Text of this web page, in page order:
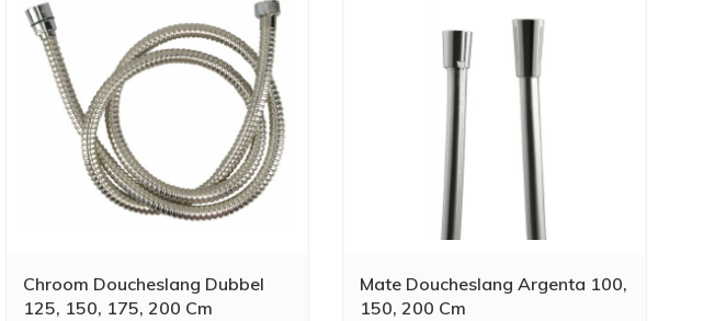
Chroom Doucheslang Dubbel
125, 150, 175, 200 Cm
Mate Doucheslang Argenta 100,
150, 200 Cm